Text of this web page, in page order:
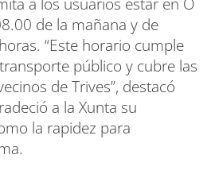
de la mañana y de
“Este horario cumple
público y cubre las
de Trives”, destacó
a la Xunta su
la rapidez para